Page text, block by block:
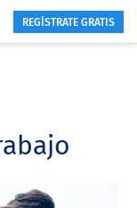
REGÍSTRATE GRATIS